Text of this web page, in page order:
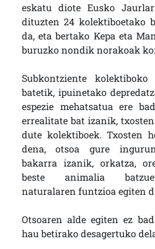
eskatu diote Eusko
dituzten 24 kolektiboetako
da, eta bertako Kepa eta
buruzko nondik norakoak
Subkontziente
batetik, ipuinetako
espezie mehatsatua ere
errealitate bat izanik,
dute kolektiboek. Txosten
dena, otsoa gure
bakarra izanik, orkatza,
beste animalia
naturalaren funtzioa egiten
Otsoaren alde egiten ez
hau betirako desagertuko